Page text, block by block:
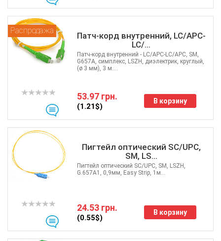
Патч-корд внутренний, LC/APC-
LC/...
Распродажа
53.97 грн.
(1.21$)
В корзину
Патч-корд внутренний - LC/APC-LC/APC, SM,
G657A, симплекс, LSZH, диэлектрик, круглый,
(ø 3 мм), 3 м....
Пигтейл оптический SC/UPC,
SM, LS...
24.53 грн.
(0.55$)
В корзину
Пигтейл оптический SC/UPC, SM, LSZH,
G.657A1, 0,9мм, Easy Strip, 1м...